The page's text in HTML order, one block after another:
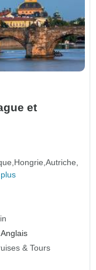
et
Hongrie Autriche
& Tours